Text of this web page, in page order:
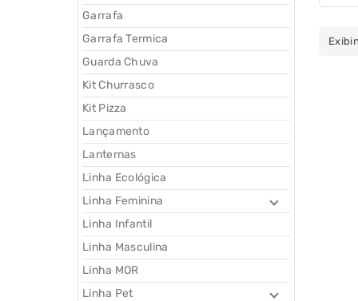
Garrafa
Garrafa Termica
Guarda Chuva
Kit Churrasco
Kit Pizza
Lançamento
Lanternas
Linha Ecológica
Linha Feminina
Linha Infantil
Linha Masculina
Linha MOR
Linha Pet